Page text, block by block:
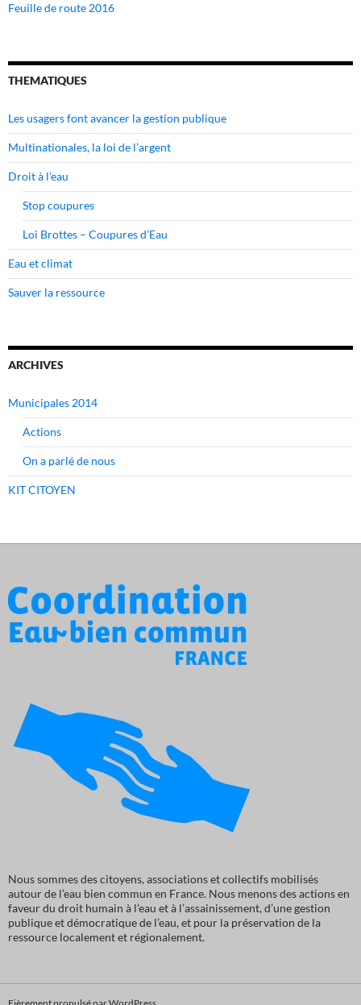
Feuille de route 2016
THEMATIQUES
Les usagers font avancer la gestion publique
Multinationales, la loi de l’argent
Droit à l’eau
Stop coupures
Loi Brottes – Coupures d’Eau
Eau et climat
Sauver la ressource
ARCHIVES
Municipales 2014
Actions
On a parlé de nous
KIT CITOYEN
Nous sommes des citoyens, associations et collectifs mobilisés
autour de l’eau bien commun en France. Nous menons des actions en
faveur du droit humain à l’eau et à l’assainissement, d’une gestion
publique et démocratique de l’eau, et pour la préservation de la
ressource localement et régionalement.